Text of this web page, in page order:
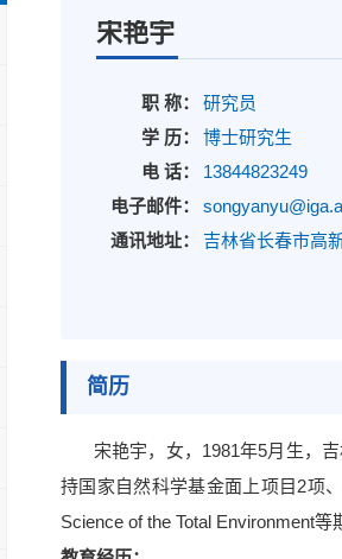
宋艳宇
职 称：
研究员
学 历：
博士研究生
电 话：
13844823249
电子邮件：
通讯地址：
吉林省长春市高
简历
宋艳宇，女， 1981年5月生，
持国家自然科学基金面上项目 2项
Science of the Total Environment等